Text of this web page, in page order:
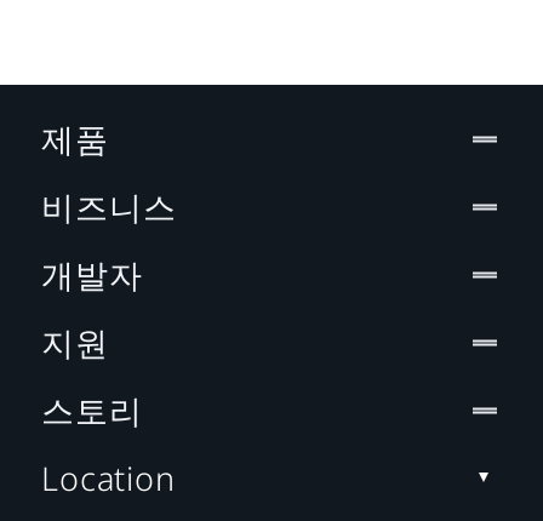
제품
비즈니스
개발자
지원
스토리
Location